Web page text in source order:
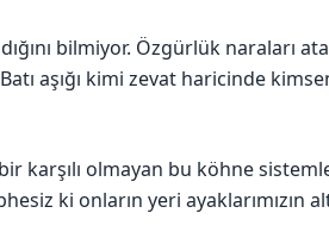
bilmiyor. Özgürlük naraları
aşığı kimi zevat haricinde
karşılı olmayan bu köhne
ki onların yeri ayaklarımızın